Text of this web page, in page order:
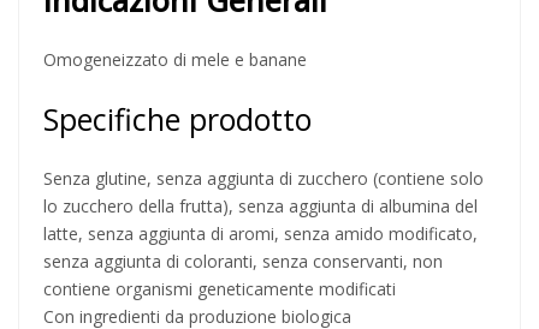
Omogeneizzato di mele e banane
Specifiche prodotto
Senza glutine, senza aggiunta di zucchero (contiene solo
lo zucchero della frutta), senza aggiunta di albumina del
latte, senza aggiunta di aromi, senza amido modificato,
senza aggiunta di coloranti, senza conservanti, non
contiene organismi geneticamente modificati
Con ingredienti da produzione biologica